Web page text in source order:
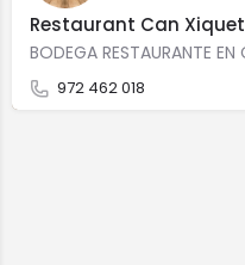
Restaurant Can Xiquet
972 462 018